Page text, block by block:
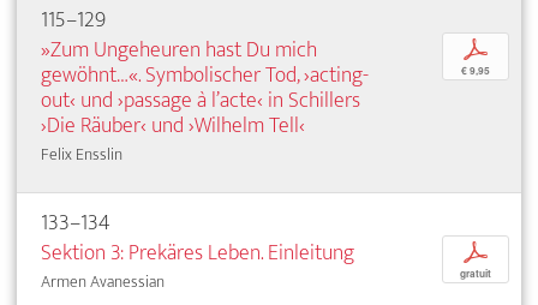
115–129
»Zum Ungeheuren hast Du mich
gewöhnt…«. Symbolischer Tod, ›acting-
out‹ und ›passage à l’acte‹ in Schillers
›Die Räuber‹ und ›Wilhelm Tell‹
Felix Ensslin
p
€ 9,95
133–134
Sektion 3: Prekäres Leben. Einleitung
Armen Avanessian
p
gratuit